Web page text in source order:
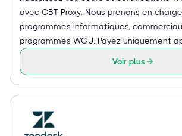
avec CBT Proxy. Nous prenons en
programmes informatiques,
programmes WGU. Payez uniquement
Voir plus